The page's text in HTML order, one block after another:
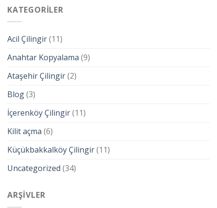
KATEGORILER
Acil Çilingir(11)
Anahtar Kopyalama (9)
Ataşehir Çilingir(2)
Blog(3)
İçerenköy Çilingir(11)
Kilit açma (6)
Küçükbakkalköy Çilingir(11)
Uncategorized (34)
ARŞIVLER